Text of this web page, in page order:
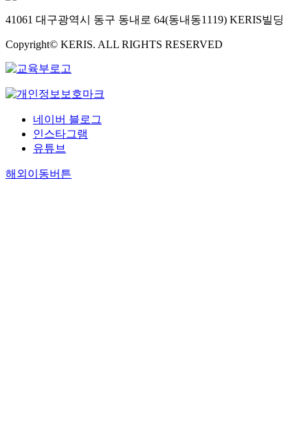
41061 대구광역시 동구 동내로 64(동내동1119) KERIS빌딩
Copyright© KERIS. ALL RIGHTS RESERVED
네이버 블로그
인스타그램
유튜브
해외이동버튼